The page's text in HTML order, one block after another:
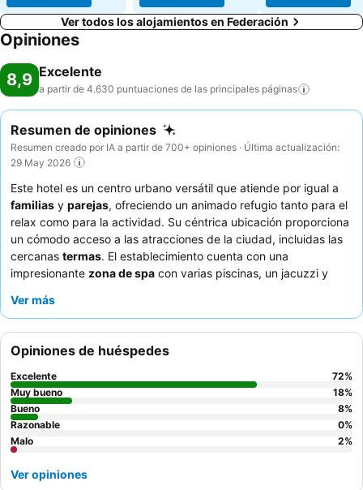
Ver todos los alojamientos en Federación
Opiniones
8,9 Excelente
a partir de 4.630 puntuaciones de las principales páginas
Resumen de opiniones
Resumen creado por IA a partir de 700+ opiniones · Última actualización:
29 May 2026
Este hotel es un centro urbano versátil que atiende por igual a
familias y parejas, ofreciendo un animado refugio tanto para el
relax como para la actividad. Su céntrica ubicación proporciona
un cómodo acceso a las atracciones de la ciudad, incluidas las
cercanas termas. El establecimiento cuenta con una
impresionante zona de spa con varias piscinas, un jacuzzi y
huéspedes elogian constantemente al
experiencia mejorada, considere solicitar una habitación en un
piso superior para disfrutar de vistas superiores al río.
Ver más
Opiniones de huéspedes
Excelente 72%
Muy bueno
18%
Bueno
8%
Razonable
0%
Malo
2%
Ver opiniones